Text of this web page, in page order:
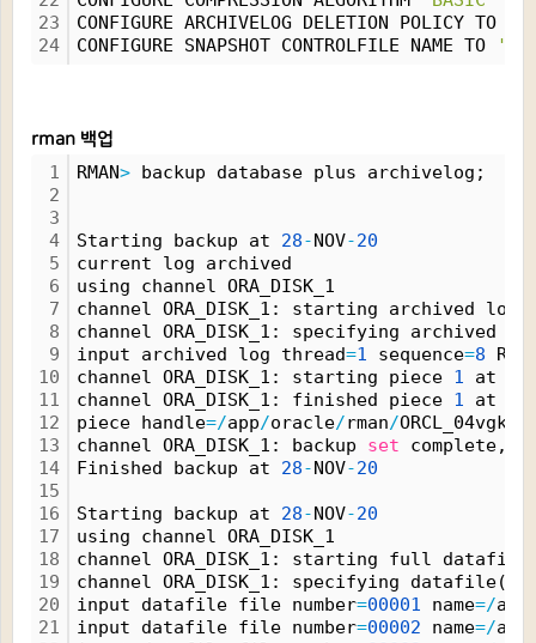
23
24
CONFIGURE ARCHIVELOG DELETION POLICY TO
CONFIGURE SNAPSHOT CONTROLFILE NAME TO
'/
rman 백업
1
2
3
4
5
6
7
8
9
10
11
12
13
14
15
16
17
18
19
20
21
RMAN> backup database plus archivelog;
Starting backup at 28-NOV-20
current log archived
using channel ORA_DISK_1
channel ORA_DISK_1: starting archived log
channel ORA_DISK_1: specifying archived
input archived log thread=1 sequence=8
channel ORA_DISK_1: starting piece 1 at
channel ORA_DISK_1: finished piece 1 at
piece handle=/app/oracle/rman/
channel ORA_DISK_1: backup set complete,
Finished backup at 28-NOV-20
Starting backup at 28-NOV-20
using channel ORA_DISK_1
channel ORA_DISK_1: starting full datafile
channel ORA_DISK_1: specifying
input datafile file number=00001 name=/app
input datafile file number=00002 name=/app